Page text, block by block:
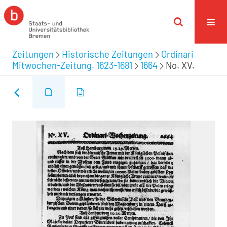
Zeitungen Historische Zeitungen
Ordinari
Mitwochen-Zeitung. 1623-1681
1664 No. XV.